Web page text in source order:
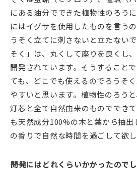
にある油分でできた植物性のろう
にはイグサを使用したものを言う
うそく立てに刺さないと立たない
そく」は、丸くして座りを良くし
開発されています。そうすること
ても、どこでも使えるのでろうそ
やすいと思います。植物性のろう
灯芯と全て自然由来のものででき
も天然成分100%の木と葉から抽
の香りで自然な時間を過ごして欲し
――開発にはどれくらいかかったので